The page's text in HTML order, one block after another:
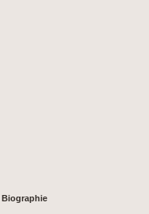
Biographie